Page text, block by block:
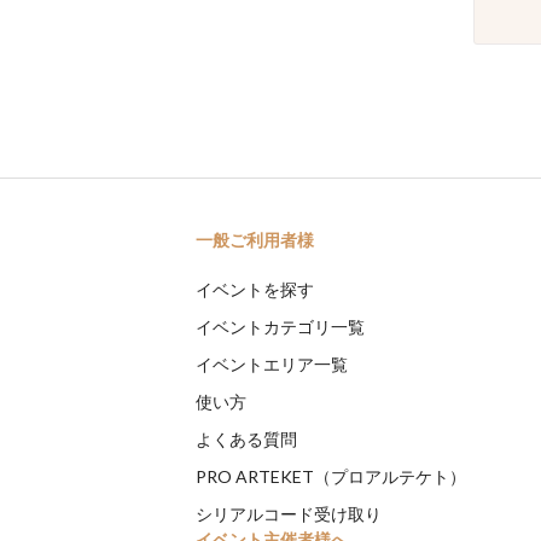
一般ご利用者様
イベントを探す
イベントカテゴリ一覧
イベントエリア一覧
使い方
よくある質問
PRO ARTEKET（プロアルテケト）
シリアルコード受け取り